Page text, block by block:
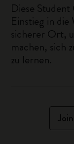
Diese
Einstieg in
sicherer Ort,
machen, sich
zu lernen.